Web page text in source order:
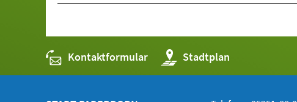
Kontaktformular Stadtplan
(Öffnet
in
einem